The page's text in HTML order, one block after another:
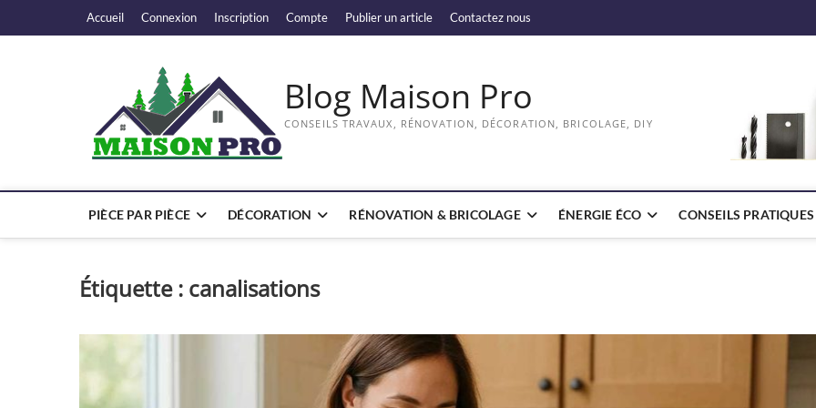
Accueil Connexion Inscription Compte Publier un article Contactez nous
Blog Maison Pro
CONSEILS TRAVAUX, RÉNOVATION, DÉCORATION, BRICOLAGE, DIY
PIÈCE PAR PIÈCE DÉCORATION RÉNOVATION & BRICOLAGE ÉNERGIE ÉCO CONSEILS PRATIQUES
Étiquette : canalisations